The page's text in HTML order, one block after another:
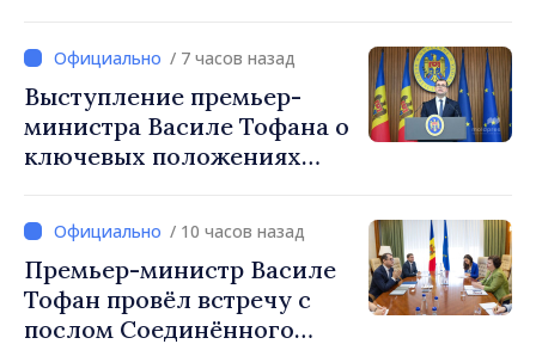
снижение налоговой
нагрузки на труд,
стимулирование
инвестиций и более
справедливое
/ 7 часов назад
Выступление премьер-
министра Василе Тофана о
ключевых положениях
2027 год
/ 10 часов назад
Премьер-министр Василе
Тофан провёл встречу с
послом Соединённого